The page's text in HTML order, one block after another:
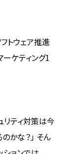
トウェア推進
ケティング1
リティ対策は今
かな？」 そん